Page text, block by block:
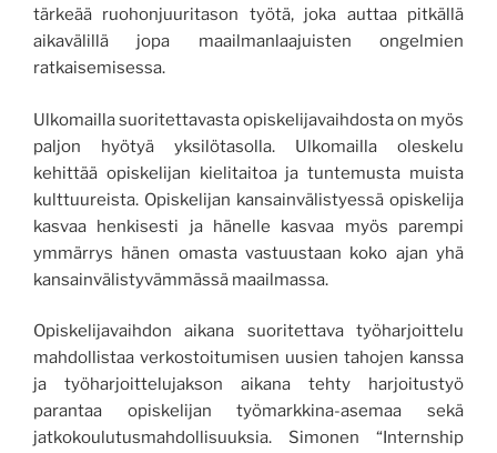
tärkeää ruohonjuuritason työtä, joka auttaa pitkällä
aikavälillä jopa maailmanlaajuisten ongelmien
ratkaisemisessa.
Ulkomailla suoritettavasta opiskelijavaihdosta on myös
paljon hyötyä yksilötasolla. Ulkomailla oleskelu
kehittää opiskelijan kielitaitoa ja tuntemusta muista
kulttuureista. Opiskelijan kansainvälistyessä opiskelija
kasvaa henkisesti ja hänelle kasvaa myös parempi
ymmärrys hänen omasta vastuustaan koko ajan yhä
kansainvälistyvämmässä maailmassa.
Opiskelijavaihdon aikana suoritettava työharjoittelu
mahdollistaa verkostoitumisen uusien tahojen kanssa
ja työharjoittelujakson aikana tehty harjoitustyö
parantaa opiskelijan työmarkkina-asemaa sekä
jatkokoulutusmahdollisuuksia. Simonen “Internship